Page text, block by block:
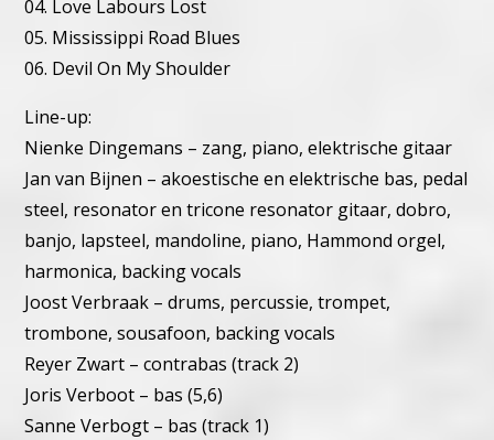
04. Love Labours Lost
05. Mississippi Road Blues
06. Devil On My Shoulder
Line-up:
Nienke Dingemans – zang, piano, elektrische gitaar
Jan van Bijnen – akoestische en elektrische bas, pedal
steel, resonator en tricone resonator gitaar, dobro,
banjo, lapsteel, mandoline, piano, Hammond orgel,
harmonica, backing vocals
Joost Verbraak – drums, percussie, trompet,
trombone, sousafoon, backing vocals
Reyer Zwart – contrabas (track 2)
Joris Verboot – bas (5,6)
Sanne Verbogt – bas (track 1)